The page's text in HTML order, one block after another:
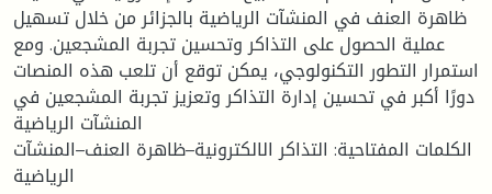
ظاهرة العنف في المنشآت الرياضية بالجزائر من خلال تسهيل
عملية الحصول على التذاكر وتحسين تجربة المشجعين. ومع
استمرار التطور التكنولوجي، يمكن توقع أن تلعب هذه المنصات
دورًا أكبر في تحسين إدارة التذاكر وتعزيز تجربة المشجعين في
المنشآت الرياضية
الكلمات المفتاحية: التذاكر الالكترونية–ظاهرة العنف–المنشآت
الرياضية